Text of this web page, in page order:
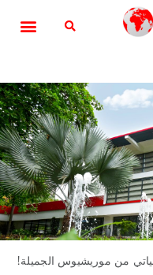
من موريشيوس الجميلة!